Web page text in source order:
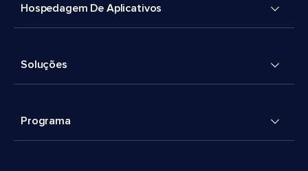
Hospedagem De Aplicativos
Soluções
Programa